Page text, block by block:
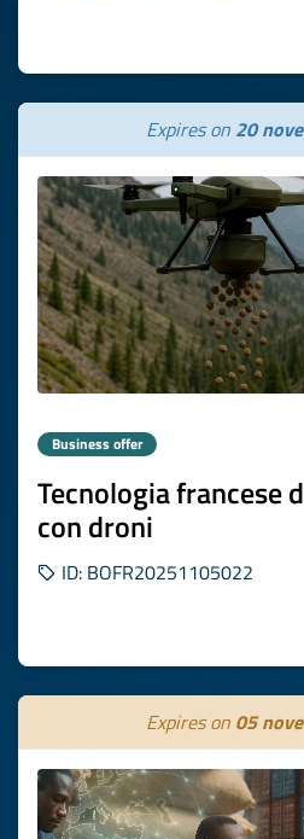
Expires on 20
Business offer
Tecnologia francese
con droni
ID: BOFR20251105022
Expires on 05